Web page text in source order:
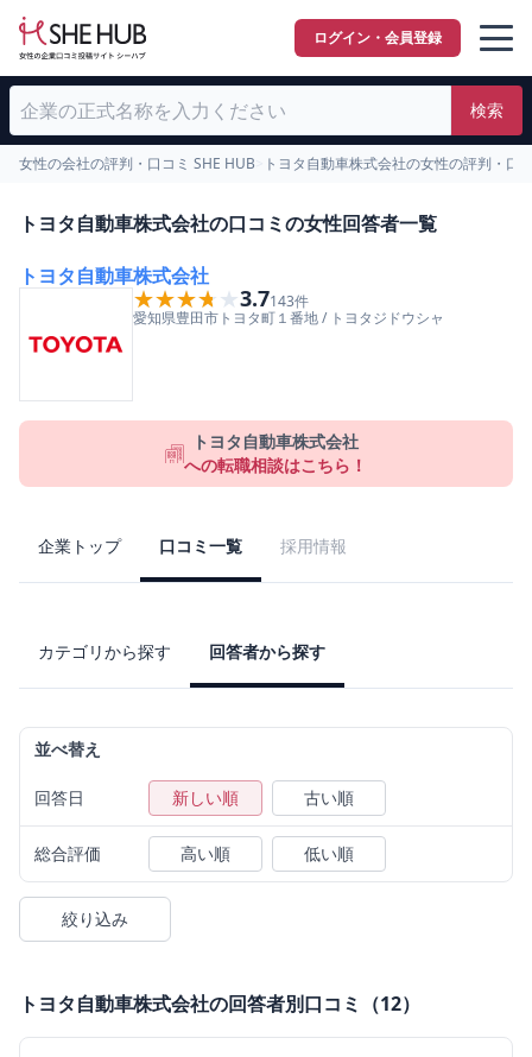
ログイン・会員登録
検索
女性の会社の評判・口コミ SHE HUB トヨタ自動車株式会社の女性の評判・口
トヨタ自動車株式会社の口コミの女性回答者一覧
トヨタ自動車株式会社
★★★★★
★★★★★3.7143件
愛知県豊田市 トヨタ町１番地/ トヨタジドウシャ
トヨタ自動車株式会社
への転職相談はこちら！
企業トップ 口コミ一覧 採用情報
カテゴリから探す 回答者から探す
並べ替え
回答日 新しい順 古い順
総合評価 高い順 低い順
絞り込み
トヨタ自動車株式会社の回答者別口コミ（12）